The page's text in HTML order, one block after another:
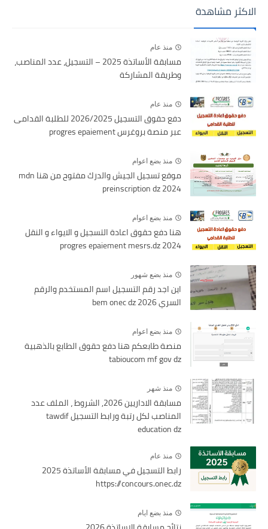
الاكثر مشاهدة
منذ عام
مسابقة الأساتذة 2025 – التسجيل، عدد المناصب،
وطريقة المشاركة
منذ عام
دفع حقوق التسجيل 2026/2025 للطلبة القدامى
عبر منصة بروغرس progres epaiement
منذ بضع اعوام
موقع تسجيل الجيش والدرك مفتوح من هنا mdn
preinscription dz 2024
منذ بضع اعوام
هنا دفع حقوق اعادة التسجيل و الايواء و النقل
2024 progres epaiement mesrs.dz
منذ بضع شهور
اين اجد رقم التسجيل اسم المستخدم والرقم
السري bem onec dz 2026
منذ بضع اعوام
منصة طابعكم هنا دفع حقوق الطابع بالذهبية
tabioucom mf gov dz
منذ شهر
مسابقة الاداريين 2026, الشروط ، الملف عدد
المناصب لكل رتبة ورابط التسجيل tawdif
education dz
منذ عام
رابط التسجيل في مسابقة الأساتذة 2025
https://concours.onec.dz
منذ بضع ايام